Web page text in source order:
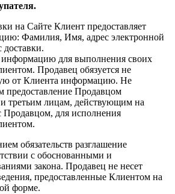
на Сайте Клиент предоставляет
Фамилия, Имя, адрес электронной
доставки.
информацию для выполнения своих
Продавец обязуется не
от Клиента информацию. Не
предоставление Продавцом
третьим лицам, действующим на
Продавцом, для исполнения
обязательств разглашение
с обоснованными и
закона. Продавец не несет
предоставленные Клиентом на
форме.